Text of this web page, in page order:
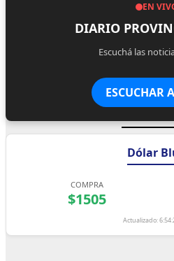
EN
DIARIO
Escuchá las
ESCUCHAR
Dólar
COMPRA
$1505
Actualizado: